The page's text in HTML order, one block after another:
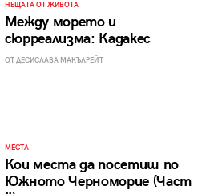
НЕЩАТА ОТ ЖИВОТА
Между морето и
сюрреализма: Кадакес
ОТ ДЕСИСЛАВА МАКЪЛРЕЙТ
МЕСТА
Кои места да посетиш по
Южното Черноморие (Част